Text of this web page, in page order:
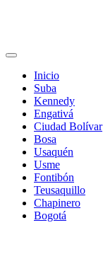
Inicio
Suba
Kennedy
Engativá
Ciudad Bolívar
Bosa
Usaquén
Usme
Fontibón
Teusaquillo
Chapinero
Bogotá